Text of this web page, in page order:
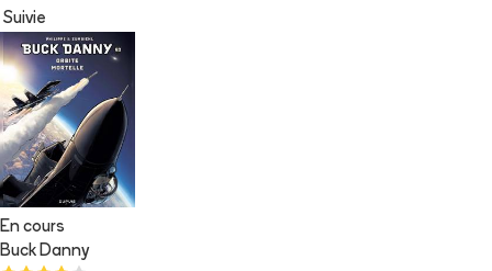
Suivie
En cours
Buck Danny